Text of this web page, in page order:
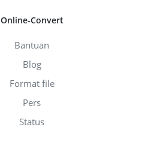
Online-Convert
Bantuan
Blog
Format file
Pers
Status